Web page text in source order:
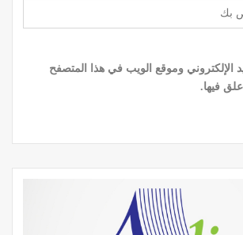
الإلكتروني وموقع الويب في هذا المتصفح
فيها.